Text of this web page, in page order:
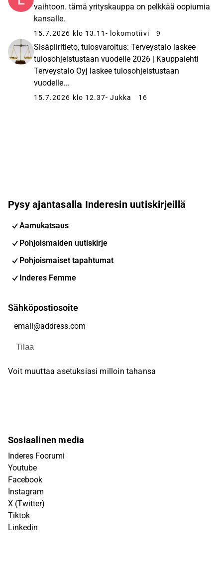
vaihtoon. tämä yrityskauppa on pelkkää oopiumia
kansalle.
15.7.2026 klo 13.11 - lokomotiivi 9
Sisäpiiritieto, tulosvaroitus: Terveystalo laskee
tulosohjeistustaan vuodelle 2026 | Kauppalehti
Terveystalo Oyj laskee tulosohjeistustaan
vuodelle...
15.7.2026 klo 12.37- Jukka 16
Pysy ajantasalla Inderesin uutiskirjeillä
Aamukatsaus
Pohjoismaiden uutiskirje
Pohjoismaiset tapahtumat
Inderes Femme
Sähköpostiosoite
Tilaa
Voit muuttaa asetuksiasi milloin tahansa
Sosiaalinen media
Inderes Foorumi
Youtube
Facebook
Instagram
X (Twitter)
Tiktok
Linkedin